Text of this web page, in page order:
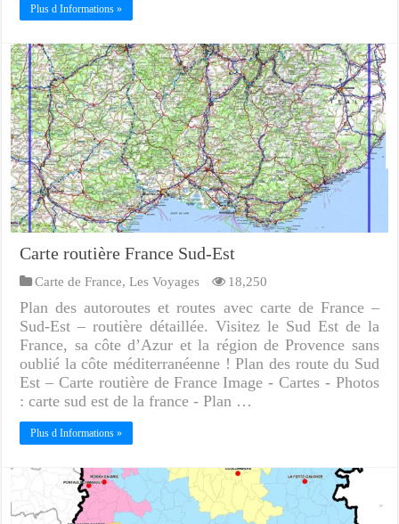
Plus d Informations »
Carte routière France Sud-Est
Carte de France,Les Voyages 18,250
Plan des autoroutes et routes avec carte de France –
Sud-Est – routière détaillée. Visitez le Sud Est de la
France, sa côte d’Azur et la région de Provence sans
oublié la côte méditerranéenne ! Plan des route du Sud
Est – Carte routière de France Image - Cartes - Photos
: carte sud est de la france - Plan …
Plus d Informations »